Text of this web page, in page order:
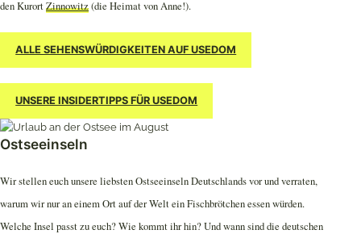
den KurortZinnowitz(die Heimat von Anne!).
ALLE SEHENSWÜRDIGKEITEN AUF USEDOM
UNSERE INSIDERTIPPS FÜR USEDOM
Ostseeinseln
Wir stellen euch unsere liebsten Ostseeinseln Deutschlands vor und verraten,
warum wir nur an einem Ort auf der Welt ein Fischbrötchen essen würden.
Welche Insel passt zu euch? Wie kommt ihr hin? Und wann sind die deutschen